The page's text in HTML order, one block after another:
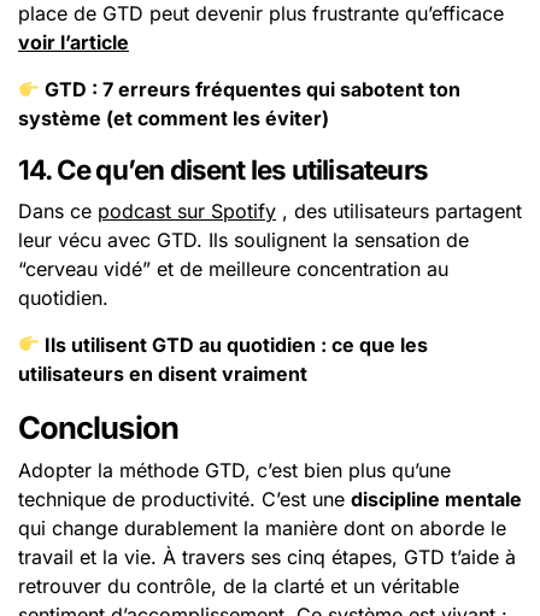
place de GTD peut devenir plus frustrante qu’efficace
voir l’article
GTD : 7 erreurs fréquentes qui sabotent ton
système (et comment les éviter)
14. Ce qu’en disent les utilisateurs
Dans ce podcast sur Spotify , des utilisateurs partagent
leur vécu avec GTD. Ils soulignent la sensation de
“cerveau vidé” et de meilleure concentration au
quotidien.
Ils utilisent GTD au quotidien : ce que les
utilisateurs en disent vraiment
Conclusion
Adopter la méthode GTD, c’est bien plus qu’une
technique de productivité. C’est une discipline mentale
qui change durablement la manière dont on aborde le
travail et la vie. À travers ses cinq étapes, GTD t’aide à
retrouver du contrôle, de la clarté et un véritable